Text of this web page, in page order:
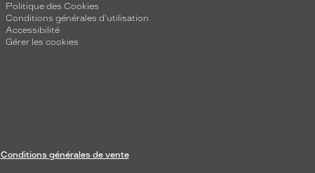
Politique des Cookies
Conditions générales d'utilisation
Accessibilité
Gérer les cookies
Conditions générales de vente